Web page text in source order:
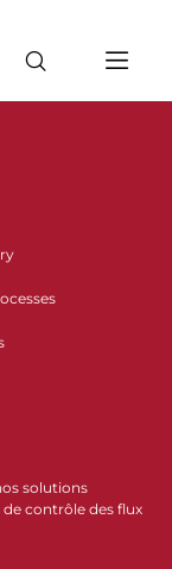
solutions
contrôle des flux